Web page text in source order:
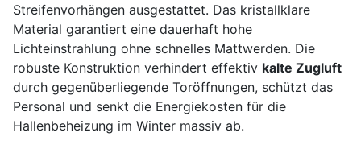
Streifenvorhängen ausgestattet. Das kristallklare
Material garantiert eine dauerhaft hohe
Lichteinstrahlung ohne schnelles Mattwerden. Die
robuste Konstruktion verhindert effektiv kalte Zugluft
durch gegenüberliegende Toröffnungen, schützt das
Personal und senkt die Energiekosten für die
Hallenbeheizung im Winter massiv ab.